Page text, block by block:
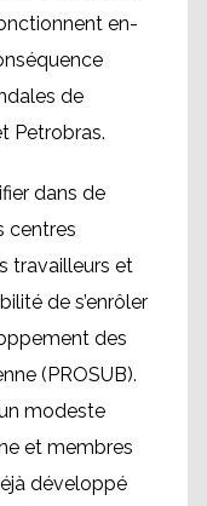
en-
de
Petrobras.
dans de
centres
travailleurs et
de s’enrôler
des
(PROSUB).
modeste
et membres
développé